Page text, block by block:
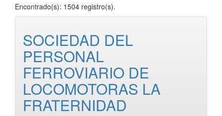
Encontrado(s): 1504 registro(s).
SOCIEDAD DEL
PERSONAL
FERROVIARIO DE
LOCOMOTORAS LA
FRATERNIDAD